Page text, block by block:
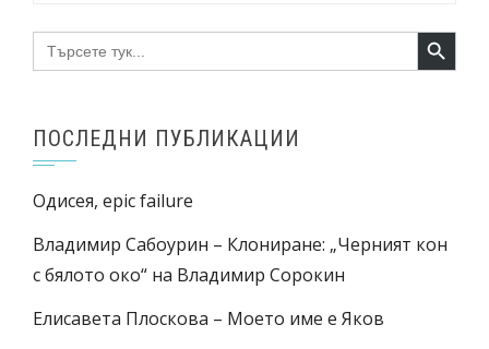
Search
for:
Search Button
ПОСЛЕДНИ ПУБЛИКАЦИИ
Одисея, epic failure
Владимир Сабоурин – Клониране: „Черният кон
с бялото око“ на Владимир Сорокин
Елисавета Плоскова – Моето име е Яков